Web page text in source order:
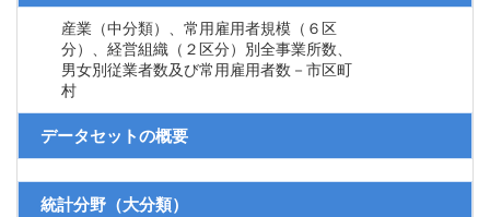
産業（中分類）、常用雇用者規模（６区
分）、経営組織（２区分）別全事業所数、
男女別従業者数及び常用雇用者数－市区町
村
データセットの概要
統計分野（大分類）